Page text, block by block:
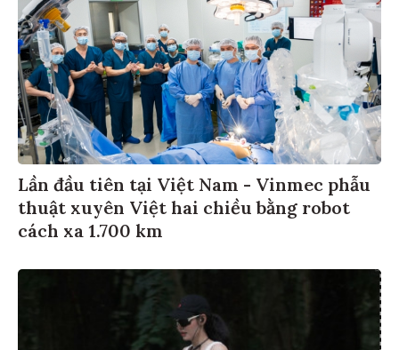
Lần đầu tiên tại Việt Nam - Vinmec phẫu
thuật xuyên Việt hai chiều bằng robot
cách xa 1.700 km